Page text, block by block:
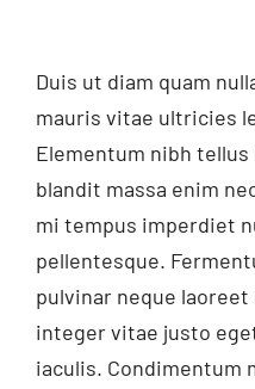
Duis ut diam quam
mauris vitae ultricies
Elementum nibh
blandit massa enim
mi tempus imperdiet
pellentesque.
pulvinar neque
integer vitae justo
iaculis. Condimentum